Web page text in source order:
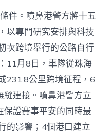
件。噴鼻港警方將十五
以專門研究安排與科技
次跨境舉行的公路自行
11月8日，車隊從珠海
231.8公里跨境征程，6
縫連接。噴鼻港警方立
保證賽事平安的同時最
的影響；4個港口建立